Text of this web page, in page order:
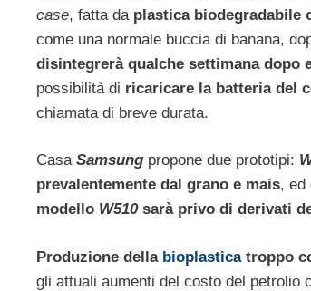
case, fatta da plastica biodegradabile
come una normale buccia di banana,
disintegrerà qualche settimana dopo
possibilità di ricaricare la batteria del
chiamata di breve durata.
Casa Samsung propone due prototipi:
prevalentemente dal grano e mais, ed
modello W510sarà privo di derivati
Produzione della bioplasticatroppo
gli attuali aumenti del costo del petrolio